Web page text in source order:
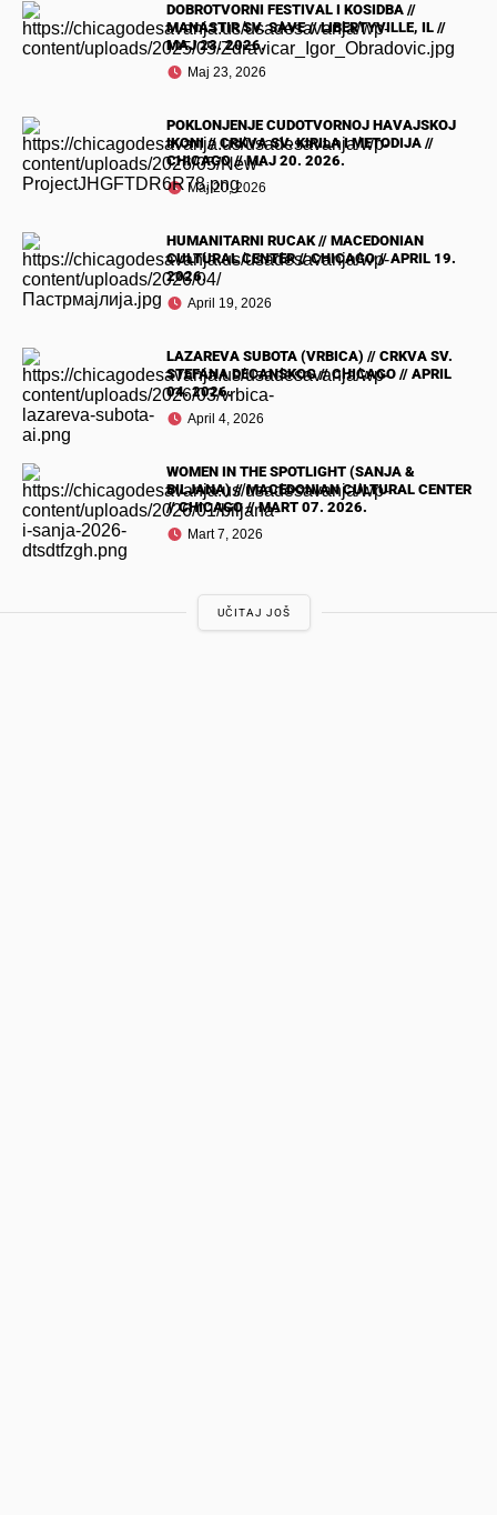
DOBROTVORNI FESTIVAL I KOSIDBA //
MANASTIR SV. SAVE // LIBERTYVILLE, IL //
MAJ 23. 2026.
Maj 23, 2026
POKLONJENJE CUDOTVORNOJ HAVAJSKOJ
IKONI // CRKVA SV. KIRILA I METODIJA //
CHICAGO // MAJ 20. 2026.
Maj 20, 2026
HUMANITARNI RUCAK // MACEDONIAN
CULTURAL CENTER // CHICAGO // APRIL 19.
2026.
April 19, 2026
LAZAREVA SUBOTA (VRBICA) // CRKVA SV.
STEFANA DECANSKOG // CHICAGO // APRIL
04. 2026.
April 4, 2026
WOMEN IN THE SPOTLIGHT (SANJA &
BILJANA) // MACEDONIAN CULTURAL CENTER
// CHICAGO // MART 07. 2026.
Mart 7, 2026
UČITAJ JOŠ